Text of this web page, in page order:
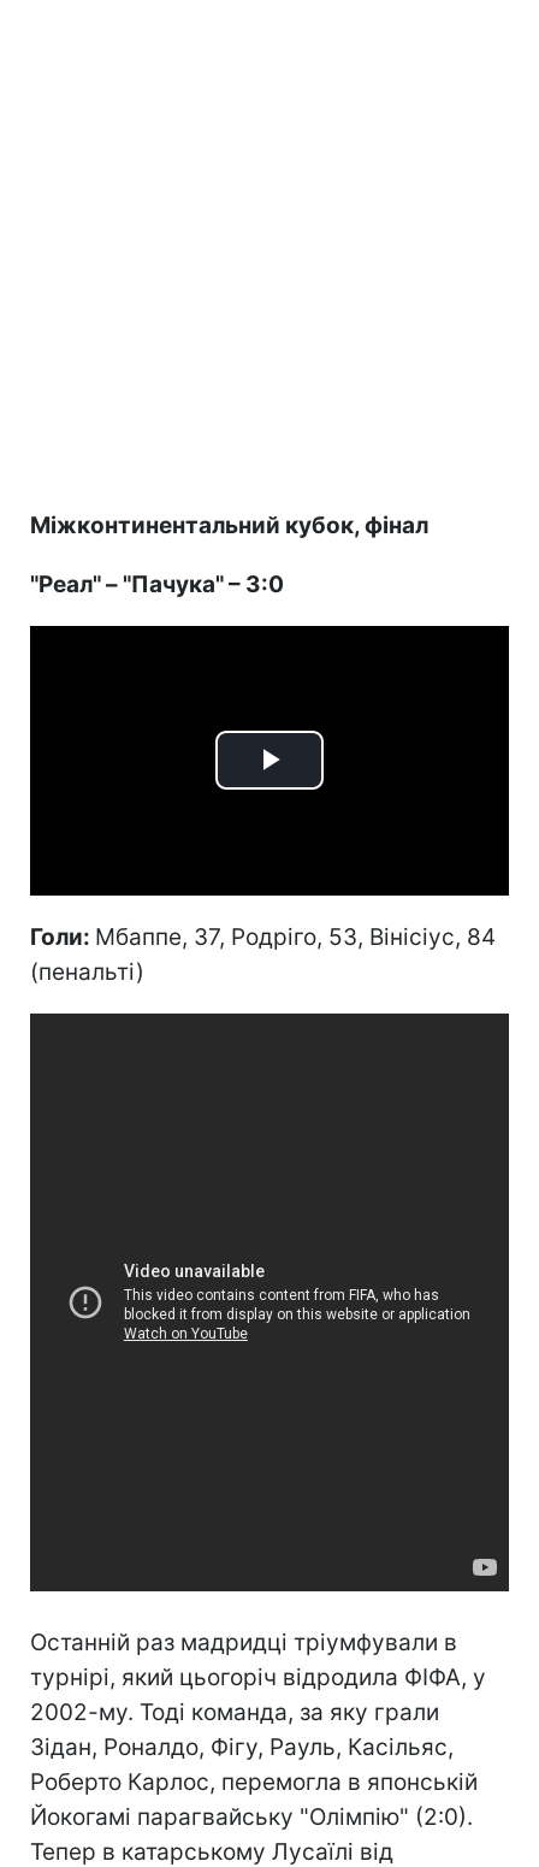
Міжконтинентальний кубок, фінал
"Реал" – "Пачука" – 3:0
Play
Голи: Мбаппе, 37, Родріго, 53, Вінісіус, 84
(пенальті)
Останній раз мадридці тріумфували в
турнірі, який цьогоріч відродила ФІФА, у
2002-му. Тоді команда, за яку грали
Зідан, Роналдо, Фігу, Рауль, Касільяс,
Роберто Карлос, перемогла в японській
Йокогамі парагвайську "Олімпію" (2:0).
Тепер в катарському Лусаїлі від